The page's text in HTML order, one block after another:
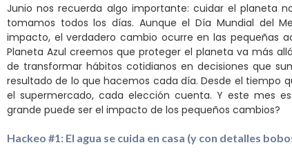
Junio nos recuerda algo importante: cuidar el planeta
tomamos todos los días. Aunque el Día Mundial del
impacto, el verdadero cambio ocurre en las pequeñas
Planeta Azul creemos que proteger el planeta va más
de transformar hábitos cotidianos en decisiones que
resultado de lo que hacemos cada día. Desde el tiempo
el supermercado, cada elección cuenta. Y este mes
grande puede ser el impacto de los pequeños cambios?
Hackeo #1: El agua se cuida en casa (y con detalles